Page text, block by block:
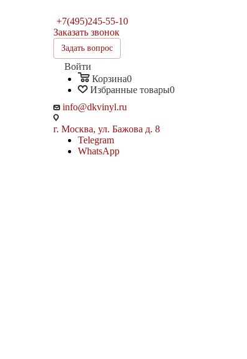
+7(495)245-55-10
Заказать звонок
Задать вопрос
Войти
Корзина0
Избранные товары0
info@dkvinyl.ru
г. Москва, ул. Бажова д. 8
Telegram
WhatsApp